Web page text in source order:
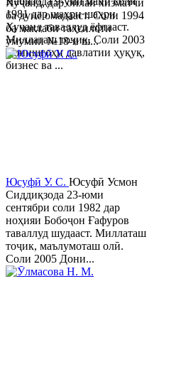
1981 дар шаҳри шаҳри
Хуҷанд таваллуд ёфтааст.
Миллаташ тоҷик. Соли 2003
Донишгоҳи давлатии ҳуқуқ,
бизнес ва ...
ба дунё омадааст. Соли 1994
ба мактаби таҳсилоти
умумии №18-и ш...
Юсуфӣ У. C. Юсуфӣ Усмон
Сиддиқзода 23-юми
сентябри соли 1982 дар
ноҳияи Бобоҷон Ғафуров
таваллуд шудааст. Миллаташ
тоҷик, маълумоташ олӣ.
Соли 2005 Дони...